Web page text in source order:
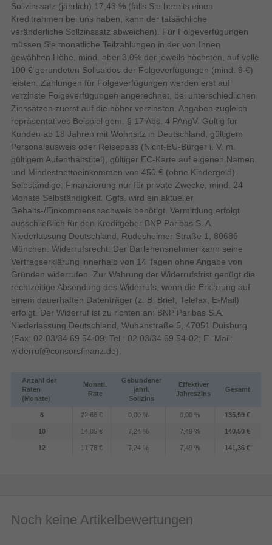
Relative Luftfeuchtigkeit in
Betrieb
0 - 90%
Betriebstemperatur 0 - 40 °C
Bildqualität
Unterstützte Seitenverhältnisse 3:2, 4:3, 16:9
Sensor-Typ CCD
Unterstützte Bildformate EXIF, JPEG XR
Bildstabilisator
Foto Auflösung(en)
16MP: 4608x3456, 10MP: 3648x2736, 5MP:
2592x1944, 3MP: 2048x1536, 0.3MP: 640x480,
14MP: 4608x3072, 12MP: 4608x2592, 2MP:
1920x1080
Megapixel (ca.) 16 MP
Maximale Bildauflösung 4608 x 3456 Pixel
Kamera-Typ Bridgekamera
Größe des Bildsensors 1/2.3"
Bildschirm
Bildschirmauflösung
(numerisch)
230000 Pixel
Display LCD
Blende
Blitz-Modi
Auto, Unterdrückt, Erzwungen, Rote-Augen-
Reduzierung, Langsame Synchronisation
Sollzinssatz (jährlich) 17,43 % (falls Sie bereits einen
Kreditrahmen bei uns haben, kann der tatsächliche
veränderliche Sollzinssatz abweichen). Für Folgeverfügungen
müssen Sie monatliche Teilzahlungen in der von Ihnen
gewählten Höhe, mind. aber 3,0% der jeweils höchsten, auf volle
100 € gerundeten Sollsaldos der Folgeverfügungen (mind. 9 €)
leisten. Zahlungen für Folgeverfügungen werden erst auf
verzinste Folgeverfügungen angerechnet, bei unterschiedlichen
Zinssätzen zuerst auf die höher verzinsten. Angaben zugleich
repräsentatives Beispiel gem. § 17 Abs. 4 PAngV. Gültig für
Kunden ab 18 Jahren mit Wohnsitz in Deutschland, gültigem
Personalausweis oder Reisepass (Nicht-EU-Bürger i. V. m.
gültigem Aufenthaltstitel), gültiger EC-Karte auf eigenen Namen
und Mindestnettoeinkommen von 450 € (ohne Kindergeld).
Selbständige: Finanzierung nur für private Zwecke, mind. 24
Monate Selbständigkeit. Ggfs. wird ein aktueller
Gehalts-/Einkommensnachweis benötigt. Vermittlung erfolgt
ausschließlich für den Kreditgeber BNP Paribas S. A.
Niederlassung Deutschland, Rüdesheimer Straße 1, 80686
München. Widerrufsrecht: Der Darlehensnehmer kann seine
Vertragserklärung innerhalb von 14 Tagen ohne Angabe von
Gründen widerrufen. Zur Wahrung der Widerrufsfrist genügt die
rechtzeitige Absendung des Widerrufs, wenn die Erklärung auf
einem dauerhaften Datenträger (z. B. Brief, Telefax, E-Mail)
erfolgt. Der Widerruf ist zu richten an: BNP Paribas S.A.
Niederlassung Deutschland, Wuhanstraße 5, 47051 Duisburg
(Fax: 02 03/34 69 54-09; Tel.: 02 03/34 69 54-02; E- Mail:
widerruf@consorsfinanz.de).
Anzahl der
Raten
(Monate)
Monatl.
Rate
Gebundener
jährl.
Sollzins
Effektiver
Jahreszins
Gesamt
6 22,66 € 0,00 % 0,00 % 135,99 €
10 14,05 € 7,24 % 7,49 % 140,50 €
12 11,78 € 7,24 % 7,49 % 141,36 €
Noch keine Artikelbewertungen